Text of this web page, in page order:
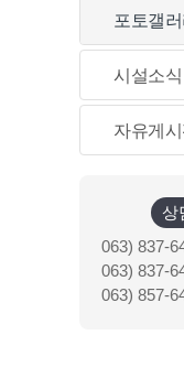
포토갤러
시설소식
자유게
상
063) 837-
063) 837-
063) 857-